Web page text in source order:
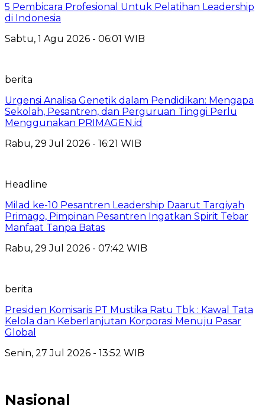
5 Pembicara Profesional Untuk Pelatihan Leadership
di Indonesia
Sabtu, 1 Agu 2026 - 06:01 WIB
berita
Urgensi Analisa Genetik dalam Pendidikan: Mengapa
Sekolah, Pesantren, dan Perguruan Tinggi Perlu
Menggunakan PRIMAGEN.id
Rabu, 29 Jul 2026 - 16:21 WIB
Headline
Milad ke-10 Pesantren Leadership Daarut Tarqiyah
Primago, Pimpinan Pesantren Ingatkan Spirit Tebar
Manfaat Tanpa Batas
Rabu, 29 Jul 2026 - 07:42 WIB
berita
Presiden Komisaris PT Mustika Ratu Tbk : Kawal Tata
Kelola dan Keberlanjutan Korporasi Menuju Pasar
Global
Senin, 27 Jul 2026 - 13:52 WIB
Nasional